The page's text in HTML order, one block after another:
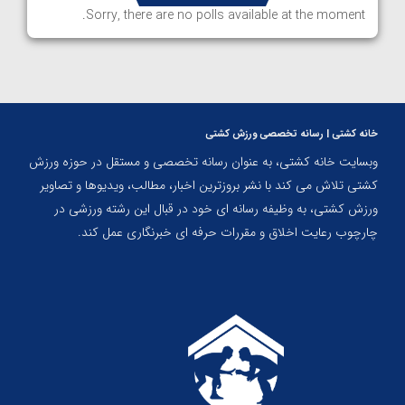
Sorry, there are no polls available at the moment.
خانه کشتی | رسانه تخصصی ورزش کشتی
وبسایت خانه کشتی، به عنوان رسانه تخصصی و مستقل در حوزه ورزش
کشتی تلاش می کند با نشر بروزترین اخبار، مطالب، ویدیوها و تصاویر
ورزش کشتی، به وظیفه رسانه ای خود در قبال این رشته ورزشی در
چارچوب رعایت اخلاق و مقررات حرفه ای خبرنگاری عمل کند.